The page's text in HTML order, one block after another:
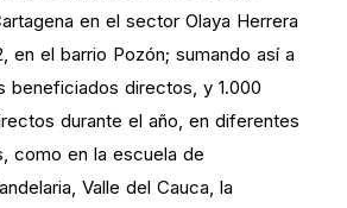
en el sector Olaya Herrera
en el barrio Pozón; sumando así a
beneficiados directos, y 1.000
durante el año, en diferentes
como en la escuela de
Valle del Cauca, la